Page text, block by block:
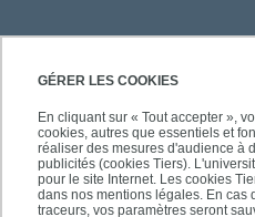
GÉRER LES COOKIES
En cliquant sur « Tout accepter »,
cookies, autres que essentiels et
réaliser des mesures d'audience à
publicités (cookies Tiers).
pour le site Internet. Les cookies
dans nos mentions légales. En cas
traceurs, vos paramètres seront
SÉCURITÉ